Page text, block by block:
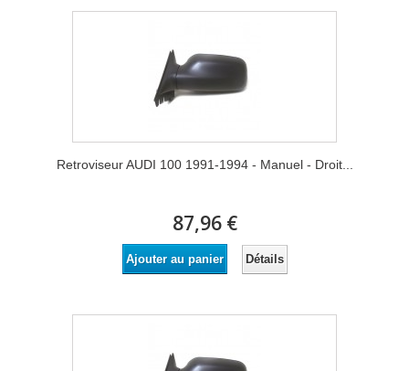
Retroviseur AUDI 100 1991-1994 - Manuel - Droit...
87,96 €
Ajouter au panier Détails